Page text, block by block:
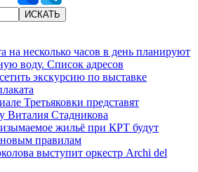
на несколько часов в день планируют
воду. Список адресов
экскурсию по выставке
Третьяковки представят
Виталия Стадникова
жильё при КРТ будут
правилам
выступит оркестр Archi del